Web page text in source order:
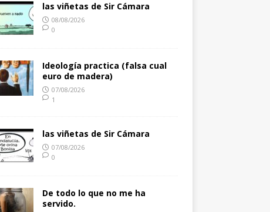
las viñetas de Sir Cámara
08/08/2026
0
Ideología practica (falsa cual
euro de madera)
07/08/2026
1
las viñetas de Sir Cámara
07/08/2026
0
De todo lo que no me ha
servido.